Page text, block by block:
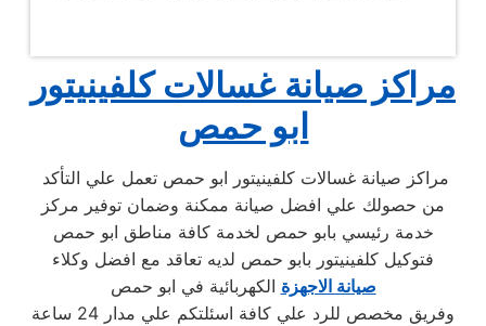
مراكز صيانة غسالات كلفينيتور
ابو حمص
من حصولك علي افضل صيانة ممكنة وضمان توفير مركز
خدمة رئيسي بابو حمص لخدمة كافة مناطق ابو حمص
فتوكيل كلفينيتور بابو حمص لديه تعاقد مع افضل وكلاء
صيانة الاجهزة الكهربائية في ابو حمص
وفريق مخصص للرد علي كافة اسئلتكم علي مدار 24 ساعة